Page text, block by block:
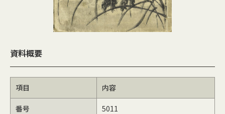
資料概要
項目 内容
番号 5011